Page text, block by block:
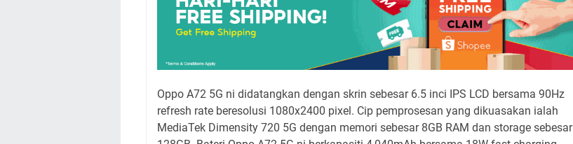
Oppo A72 5G ni didatangkan dengan skrin sebesar 6.5 inci IPS LCD bersama 90Hz
refresh rate beresolusi 1080x2400 pixel. Cip pemprosesan yang dikuasakan ialah
MediaTek Dimensity 720 5G dengan memori sebesar 8GB RAM dan storage sebesar